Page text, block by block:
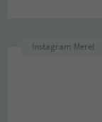
Instagram Merel